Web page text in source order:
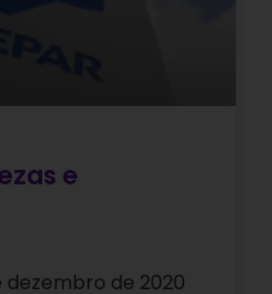
e
dezembro de 2020